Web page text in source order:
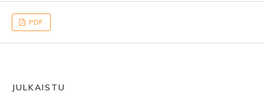
PDF
JULKAISTU